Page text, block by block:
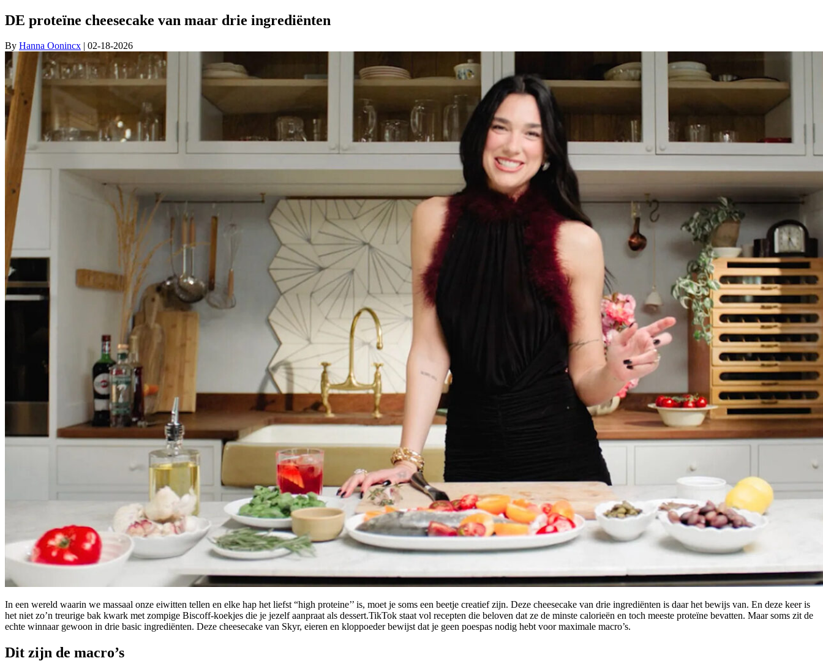
DE proteïne cheesecake van maar drie ingrediënten
By Hanna Oonincx | 02-18-2026
In een wereld waarin we massaal onze eiwitten tellen en elke hap het liefst “high proteine’’ is, moet je soms een beetje creatief zijn. Deze cheesecake van drie ingrediënten is daar het bewijs van. En deze keer is
het niet zo’n treurige bak kwark met zompige Biscoff-koekjes die je jezelf aanpraat als dessert.TikTok staat vol recepten die beloven dat ze de minste calorieën en toch meeste proteïne bevatten. Maar soms zit de
echte winnaar gewoon in drie basic ingrediënten. Deze cheesecake van Skyr, eieren en kloppoeder bewijst dat je geen poespas nodig hebt voor maximale macro’s.
Dit zijn de macro’s